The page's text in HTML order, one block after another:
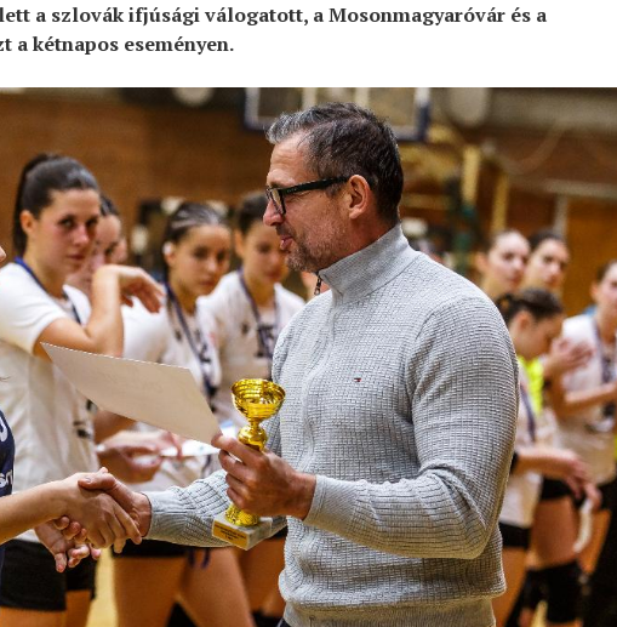
a szlovák ifjúsági válogatott, a Mosonmagyaróvár és a
a kétnapos eseményen.
Sallai Nikolett
NB I Felnőtt 2025/26